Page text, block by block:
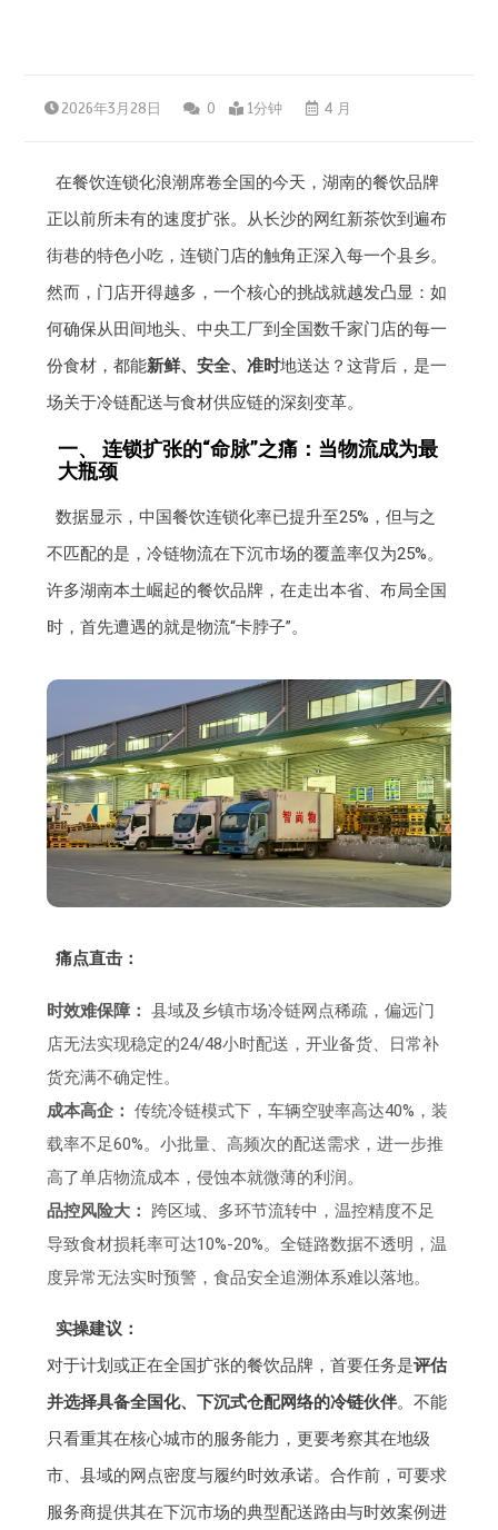
2026年3月28日 0 1分钟 4 月
在餐饮连锁化浪潮席卷全国的今天，湖南的餐饮品牌
正以前所未有的速度扩张。从长沙的网红新茶饮到遍布
街巷的特色小吃，连锁门店的触角正深入每一个县乡。
然而，门店开得越多，一个核心的挑战就越发凸显：如
何确保从田间地头、中央工厂到全国数千家门店的每一
份食材，都能新鲜、安全、准时地送达？这背后，是一
场关于冷链配送与食材供应链的深刻变革。
一、 连锁扩张的“命脉”之痛：当物流成为最
大瓶颈
数据显示，中国餐饮连锁化率已提升至25%，但与之
不匹配的是，冷链物流在下沉市场的覆盖率仅为25%。
许多湖南本土崛起的餐饮品牌，在走出本省、布局全国
时，首先遭遇的就是物流“卡脖子”。
痛点直击：
时效难保障： 县域及乡镇市场冷链网点稀疏，偏远门
店无法实现稳定的24/48小时配送，开业备货、日常补
货充满不确定性。
成本高企： 传统冷链模式下，车辆空驶率高达40%，装
载率不足60%。小批量、高频次的配送需求，进一步推
高了单店物流成本，侵蚀本就微薄的利润。
品控风险大：
跨区域、多环节流转中，温控精度不足
导致食材损耗率可达10%-20%。全链路数据不透明，温
度异常无法实时预警，食品安全追溯体系难以落地。
实操建议：
对于计划或正在全国扩张的餐饮品牌，首要任务是评估
并选择具备全国化、下沉式仓配网络的冷链伙伴。不能
只看重其在核心城市的服务能力，更要考察其在地级
市、县域的网点密度与履约时效承诺。合作前，可要求
服务商提供其在下沉市场的典型配送路由与时效案例进